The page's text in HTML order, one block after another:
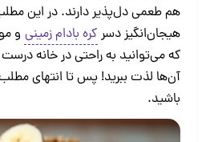
هم طعمی دل‌پذیر دارند. در این
هیجان‌انگیز دسر کره بادام زمینی و
که می‌توانید به راحتی در خانه
آن‌ها لذت ببرید! پس تا انتهای
باشید.